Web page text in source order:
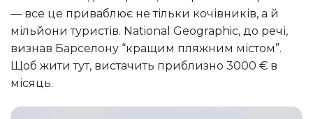
— все це приваблює не тільки кочівників, а й
мільйони туристів. National Geographic, до речі,
визнав Барселону “кращим пляжним містом”.
Щоб жити тут, вистачить приблизно 3000 € в
місяць.